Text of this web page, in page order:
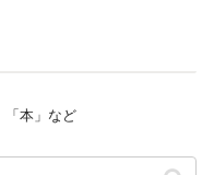
「本」など